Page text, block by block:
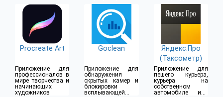
дома
Procreate Art
Приложение для
профессионалов в
мире творчества и
начинающих
художников
Goclean
Приложение для
обнаружения
скрытых камер и
блокировки
всплывающей
Яндекс.Про
(Таксометр)
Приложение для
пешего курьера,
курьера на
собственном
автомобиле или